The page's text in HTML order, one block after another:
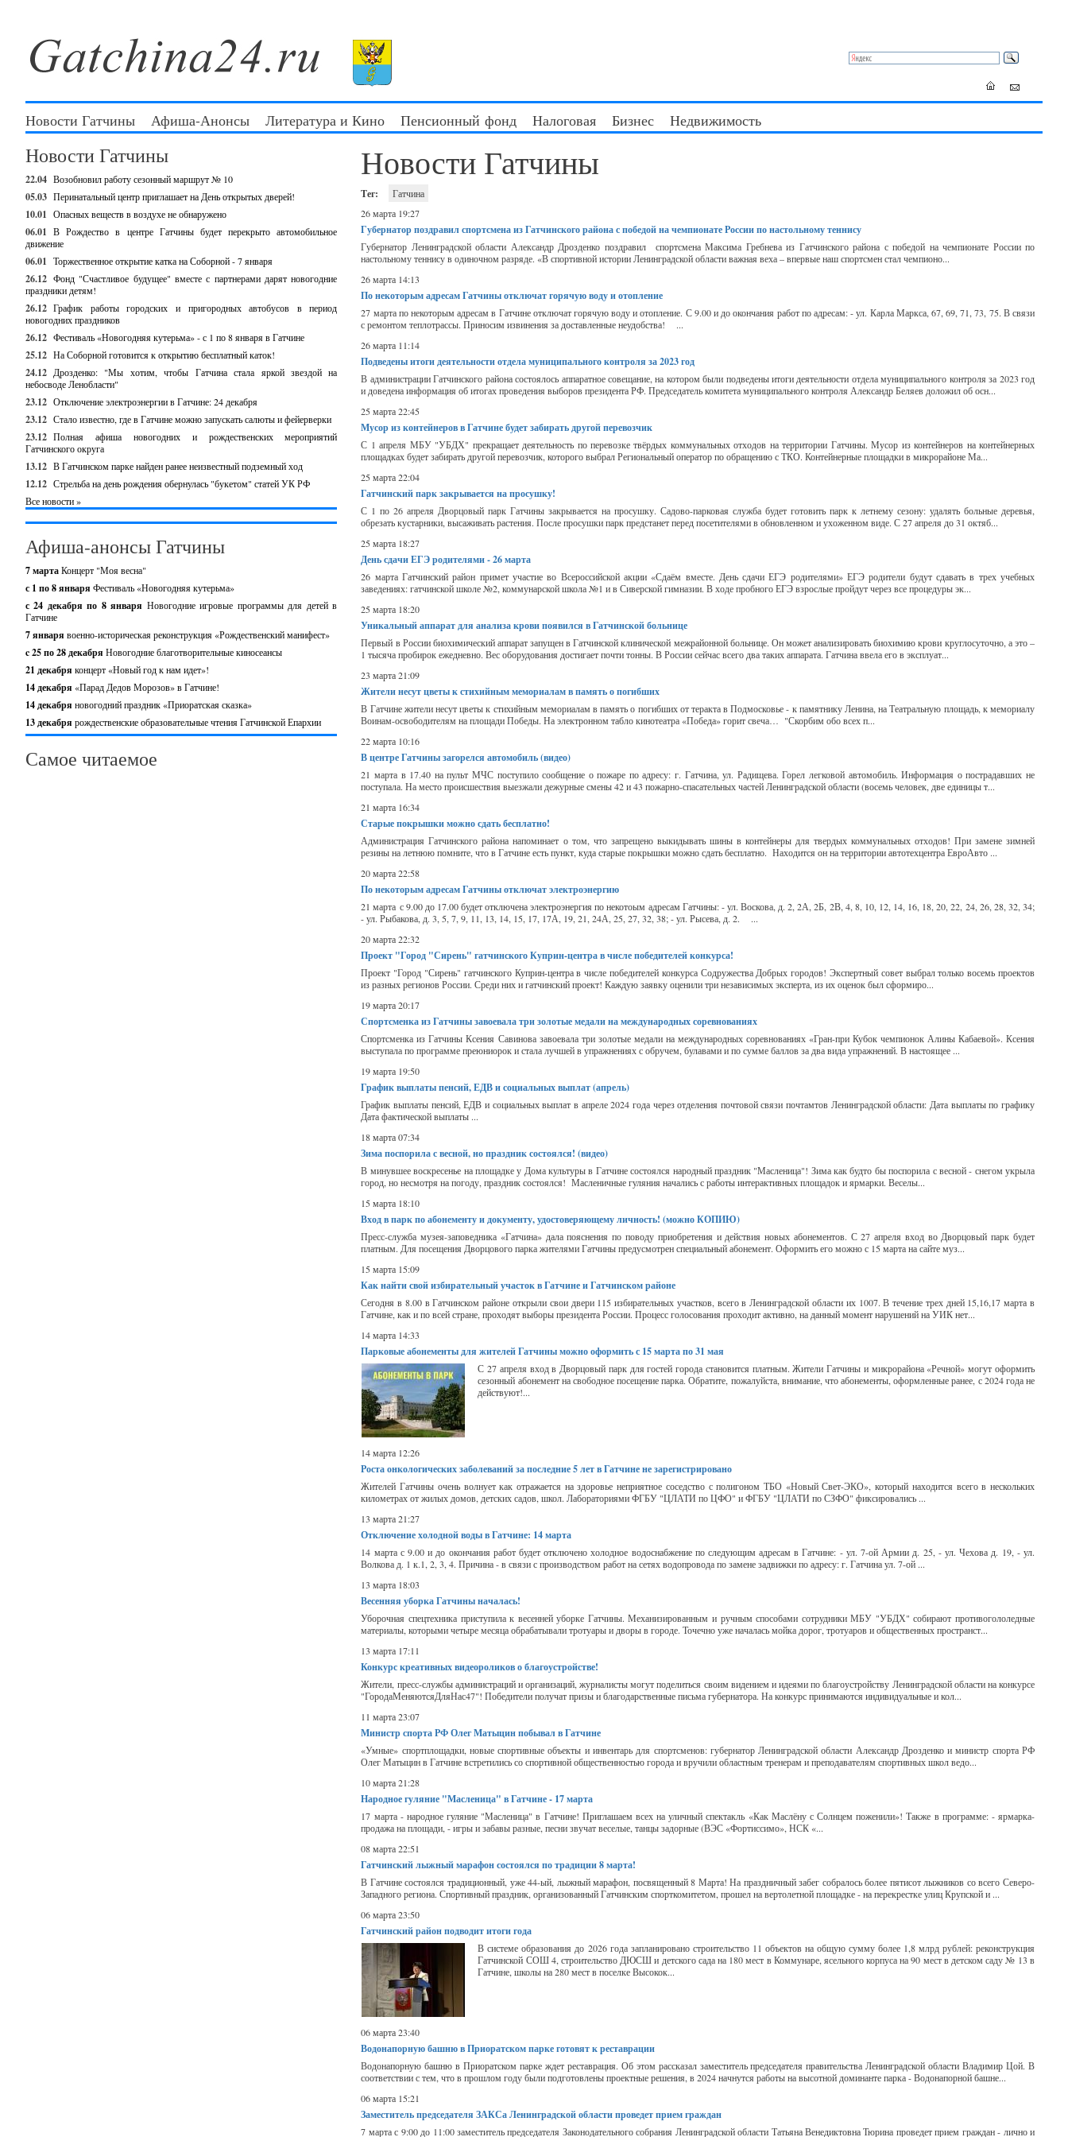
Новости Гатчины Афиша-Анонсы Литература и Кино Пенсионный фонд Налоговая Бизнес Недвижимость
Новости Гатчины
22.04 Возобновил работу сезонный маршрут № 10
05.03 Перинатальный центр приглашает на День открытых дверей!
10.01 Опасных веществ в воздухе не обнаружено
06.01 В Рождество в центре Гатчины будет перекрыто автомобильное
движение
06.01 Торжественное открытие катка на Соборной - 7 января
26.12 Фонд "Счастливое будущее" вместе с партнерами дарят новогодние
праздники детям!
26.12 График работы городских и пригородных автобусов в период
новогодних праздников
26.12 Фестиваль «Новогодняя кутерьма» - с 1 по 8 января в Гатчине
25.12 На Соборной готовится к открытию бесплатный каток!
24.12 Дрозденко: "Мы хотим, чтобы Гатчина стала яркой звездой на
небосводе Ленобласти"
23.12 Отключение электроэнергии в Гатчине: 24 декабря
23.12 Стало известно, где в Гатчине можно запускать салюты и фейерверки
23.12 Полная афиша новогодних и рождественских мероприятий
Гатчинского округа
13.12 В Гатчинском парке найден ранее неизвестный подземный ход
12.12 Стрельба на день рождения обернулась "букетом" статей УК РФ
Все новости »
Афиша-анонсы Гатчины
7 мартаКонцерт "Моя весна"
с 1 по 8 января Фестиваль «Новогодняя кутерьма»
с 24 декабря по 8 января Новогодние игровые программы для детей в
Гатчине
7 января военно-историческая реконструкция «Рождественский манифест»
c 25 по 28 декабря Новогодние благотворительные киносеансы
21 декабря концерт «Новый год к нам идет»!
14 декабря «Парад Дедов Морозов» в Гатчине!
14 декабря новогодний праздник «Приоратская сказка»
13 декабря рождественские образовательные чтения Гатчинской Епархии
Самое читаемое
Новости Гатчины
Тег:
Гатчина
26 марта 19:27
Губернатор поздравил спортсмена из Гатчинского района с победой на чемпионате России по настольному теннису
Губернатор Ленинградской области Александр Дрозденко поздравил спортсмена Максима Гребнева из Гатчинского района с победой на чемпионате России по
настольному теннису в одиночном разряде. «В спортивной истории Ленинградской области важная веха – впервые наш спортсмен стал чемпионо...
26 марта 14:13
По некоторым адресам Гатчины отключат горячую воду и отопление
27 марта по некоторым адресам в Гатчине отключат горячую воду и отопление. С 9.00 и до окончания работ по адресам: - ул. Карла Маркса, 67, 69, 71, 73, 75. В связи
с ремонтом теплотрассы. Приносим извинения за доставленные неудобства! ...
26 марта 11:14
Подведены итоги деятельности отдела муниципального контроля за 2023 год
В администрации Гатчинского района состоялось аппаратное совещание, на котором были подведены итоги деятельности отдела муниципального контроля за 2023 год
и доведена информация об итогах проведения выборов президента РФ. Председатель комитета муниципального контроля Александр Беляев доложил об осн...
25 марта 22:45
Мусор из контейнеров в Гатчине будет забирать другой перевозчик
С 1 апреля МБУ "УБДХ" прекращает деятельность по перевозке твёрдых коммунальных отходов на территории Гатчины. Мусор из контейнеров на контейнерных
площадках будет забирать другой перевозчик, которого выбрал Региональный оператор по обращению с ТКО. Контейнерные площадки в микрорайоне Ма...
25 марта 22:04
Гатчинский парк закрывается на просушку!
С 1 по 26 апреля Дворцовый парк Гатчины закрывается на просушку. Садово-парковая служба будет готовить парк к летнему сезону: удалять больные деревья,
обрезать кустарники, высаживать растения. После просушки парк предстанет перед посетителями в обновленном и ухоженном виде. С 27 апреля до 31 октяб...
25 марта 18:27
День сдачи ЕГЭ родителями - 26 марта
26 марта Гатчинский район примет участие во Всероссийской акции «Сдаём вместе. День сдачи ЕГЭ родителями» ЕГЭ родители будут сдавать в трех учебных
заведениях: гатчинской школе №2, коммунарской школа №1 и в Сиверской гимназии. В ходе пробного ЕГЭ взрослые пройдут через все процедуры эк...
25 марта 18:20
Уникальный аппарат для анализа крови появился в Гатчинской больнице
Первый в России биохимический аппарат запущен в Гатчинской клинической межрайонной больнице. Он может анализировать биохимию крови круглосуточно, а это –
1 тысяча пробирок ежедневно. Вес оборудования достигает почти тонны. В России сейчас всего два таких аппарата. Гатчина ввела его в эксплуат...
23 марта 21:09
Жители несут цветы к стихийным мемориалам в память о погибших
В Гатчине жители несут цветы к стихийным мемориалам в память о погибших от теракта в Подмосковье - к памятнику Ленина, на Театральную площадь, к мемориалу
Воинам-освободителям на площади Победы. На электронном табло кинотеатра «Победа» горит свеча… "Скорбим обо всех п...
22 марта 10:16
В центре Гатчины загорелся автомобиль (видео)
21 марта в 17.40 на пульт МЧС поступило сообщение о пожаре по адресу: г. Гатчина, ул. Радищева. Горел легковой автомобиль. Информация о пострадавших не
поступала. На место происшествия выезжали дежурные смены 42 и 43 пожарно-спасательных частей Ленинградской области (восемь человек, две единицы т...
21 марта 16:34
Старые покрышки можно сдать бесплатно!
Администрация Гатчинского района напоминает о том, что запрещено выкидывать шины в контейнеры для твердых коммунальных отходов! При замене зимней
резины на летнюю помните, что в Гатчине есть пункт, куда старые покрышки можно сдать бесплатно. Находится он на территории автотехцентра ЕвроАвто ...
20 марта 22:58
По некоторым адресам Гатчины отключат электроэнергию
21 марта с 9.00 до 17.00 будет отключена электроэнергия по некотоым адресам Гатчины: - ул. Воскова, д. 2, 2А, 2Б, 2В, 4, 8, 10, 12, 14, 16, 18, 20, 22, 24, 26, 28, 32, 34;
- ул. Рыбакова, д. 3, 5, 7, 9, 11, 13, 14, 15, 17, 17А, 19, 21, 24А, 25, 27, 32, 38; - ул. Рысева, д. 2. ...
20 марта 22:32
Проект "Город "Сирень" гатчинского Куприн-центра в числе победителей конкурса!
Проект "Город "Сирень" гатчинского Куприн-центра в числе победителей конкурса Содружества Добрых городов! Экспертный совет выбрал только восемь проектов
из разных регионов России. Среди них и гатчинский проект! Каждую заявку оценили три независимых эксперта, из их оценок был сформиро...
19 марта 20:17
Спортсменка из Гатчины завоевала три золотые медали на международных соревнованиях
Спортсменка из Гатчины Ксения Савинова завоевала три золотые медали на международных соревнованиях «Гран-при Кубок чемпионок Алины Кабаевой». Ксения
выступала по программе преюниорок и стала лучшей в упражнениях с обручем, булавами и по сумме баллов за два вида упражнений. В настоящее ...
19 марта 19:50
График выплаты пенсий, ЕДВ и социальных выплат (апрель)
График выплаты пенсий, ЕДВ и социальных выплат в апреле 2024 года через отделения почтовой связи почтамтов Ленинградской области: Дата выплаты по графику
Дата фактической выплаты ...
18 марта 07:34
Зима поспорила с весной, но праздник состоялся! (видео)
В минувшее воскресенье на площадке у Дома культуры в Гатчине состоялся народный праздник "Масленица"! Зима как будто бы поспорила с весной - снегом укрыла
город, но несмотря на погоду, праздник состоялся! Масленичные гуляния начались с работы интерактивных площадок и ярмарки. Веселы...
15 марта 18:10
Вход в парк по абонементу и документу, удостоверяющему личность! (можно КОПИЮ)
Пресс-служба музея-заповедника «Гатчина» дала пояснения по поводу приобретения и действия новых абонементов. С 27 апреля вход во Дворцовый парк будет
платным. Для посещения Дворцового парка жителями Гатчины предусмотрен специальный абонемент. Оформить его можно с 15 марта на сайте муз...
15 марта 15:09
Как найти свой избирательный участок в Гатчине и Гатчинском районе
Сегодня в 8.00 в Гатчинском районе открыли свои двери 115 избирательных участков, всего в Ленинградской области их 1007. В течение трех дней 15,16,17 марта в
Гатчине, как и по всей стране, проходят выборы президента России. Процесс голосования проходит активно, на данный момент нарушений на УИК нет...
14 марта 14:33
Парковые абонементы для жителей Гатчины можно оформить с 15 марта по 31 мая
С 27 апреля вход в Дворцовый парк для гостей города становится платным. Жители Гатчины и микрорайона «Речной» могут оформить
сезонный абонемент на свободное посещение парка. Обратите, пожалуйста, внимание, что абонементы, оформленные ранее, с 2024 года не
действуют!...
14 марта 12:26
Роста онкологических заболеваний за последние 5 лет в Гатчине не зарегистрировано
Жителей Гатчины очень волнует как отражается на здоровье неприятное соседство с полигоном ТБО «Новый Свет-ЭКО», который находится всего в нескольких
километрах от жилых домов, детских садов, школ. Лабораториями ФГБУ "ЦЛАТИ по ЦФО" и ФГБУ "ЦЛАТИ по СЗФО" фиксировались ...
13 марта 21:27
Отключение холодной воды в Гатчине: 14 марта
14 марта с 9.00 и до окончания работ будет отключено холодное водоснабжение по следующим адресам в Гатчине: - ул. 7-ой Армии д. 25, - ул. Чехова д. 19, - ул.
Волкова д. 1 к.1, 2, 3, 4. Причина - в связи с производством работ на сетях водопровода по замене задвижки по адресу: г. Гатчина ул. 7-ой ...
13 марта 18:03
Весенняя уборка Гатчины началась!
Уборочная спецтехника приступила к весенней уборке Гатчины. Механизированным и ручным способами сотрудники МБУ "УБДХ" собирают противогололедные
материалы, которыми четыре месяца обрабатывали тротуары и дворы в городе. Точечно уже началась мойка дорог, тротуаров и общественных пространст...
13 марта 17:11
Конкурс креативных видеороликов о благоустройстве!
Жители, пресс-службы администраций и организаций, журналисты могут поделиться своим видением и идеями по благоустройству Ленинградской области на конкурсе
"ГородаМеняютсяДляНас47"! Победители получат призы и благодарственные письма губернатора. На конкурс принимаются индивидуальные и кол...
11 марта 23:07
Министр спорта РФ Олег Матыцин побывал в Гатчине
«Умные» спортплощадки, новые спортивные объекты и инвентарь для спортсменов: губернатор Ленинградской области Александр Дрозденко и министр спорта РФ
Олег Матыцин в Гатчине встретились со спортивной общественностью города и вручили областным тренерам и преподавателям спортивных школ ведо...
10 марта 21:28
Народное гуляние "Масленица" в Гатчине - 17 марта
17 марта - народное гуляние "Масленица" в Гатчине! Приглашаем всех на уличный спектакль «Как Маслёну с Солнцем поженили»! Также в программе: - ярмарка-
продажа на площади, - игры и забавы разные, песни звучат веселые, танцы задорные (ВЭС «Фортиссимо», НСК «...
08 марта 22:51
Гатчинский лыжный марафон состоялся по традиции 8 марта!
В Гатчине состоялся традиционный, уже 44-ый, лыжный марафон, посвященный 8 Марта! На праздничный забег собралось более пятисот лыжников со всего Северо-
Западного региона. Спортивный праздник, организованный Гатчинским спорткомитетом, прошел на вертолетной площадке - на перекрестке улиц Крупской и ...
06 марта 23:50
Гатчинский район подводит итоги года
В системе образования до 2026 года запланировано строительство 11 объектов на общую сумму более 1,8 млрд рублей: реконструкция
Гатчинской СОШ 4, строительство ДЮСШ и детского сада на 180 мест в Коммунаре, ясельного корпуса на 90 мест в детском саду № 13 в
Гатчине, школы на 280 мест в поселке Высокок...
06 марта 23:40
Водонапорную башню в Приоратском парке готовят к реставрации
Водонапорную башню в Приоратском парке ждет реставрация. Об этом рассказал заместитель председателя правительства Ленинградской области Владимир Цой. В
соответствии с тем, что в прошлом году были подготовлены проектные решения, в 2024 начнутся работы на высотной доминанте парка - Водонапорной башне...
06 марта 15:21
Заместитель председателя ЗАКСа Ленинградской области проведет прием граждан
7 марта с 9:00 до 11:00 заместитель председателя Законодательного собрания Ленинградской области Татьяна Венедиктовна Тюрина проведет прием граждан - лично и